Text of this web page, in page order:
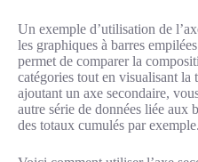
Un exemple d’utilisation de
les graphiques à barres
permet de comparer la
catégories tout en visualisant la
ajoutant un axe secondaire,
autre série de données liée aux
des totaux cumulés par exemple.